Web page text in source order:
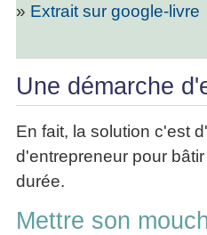
» Extrait sur google-livre
Une démarche
En fait, la solution c'est
d'entrepreneur pour
durée.
Mettre son